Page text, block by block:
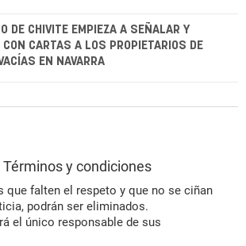
DE CHIVITE EMPIEZA A SEÑALAR Y
CON CARTAS A LOS PROPIETARIOS DE
EN NAVARRA
Términos y condiciones
que falten el respeto y que no se ciñan
podrán ser eliminados.
el único responsable de sus